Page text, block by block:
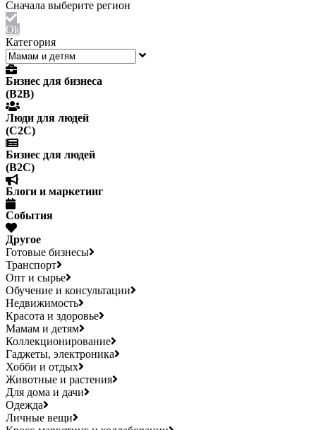
Ok
Категория
Бизнес для бизнеса
(B2B)
Люди для людей
(С2С)
Бизнес для людей
(B2C)
Блоги и маркетинг
События
Другое
Готовые бизнесы
Транспорт
Опт и сырье
Обучение и консультации
Недвижимость
Красота и здоровье
Мамам и детям
Коллекционирование
Гаджеты, электроника
Хобби и отдых
Животные и растения
Для дома и дачи
Одежда
Личные вещи